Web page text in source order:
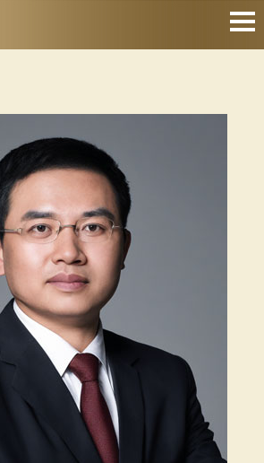
房产纠纷
合同纠纷
征地拆迁
劳动纠纷
关于我们